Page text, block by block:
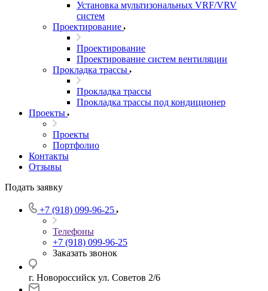
Установка мультизональных VRF/VRV
систем
Проектирование
Проектирование
Проектирование систем вентиляции
Прокладка трассы
Прокладка трассы
Прокладка трассы под кондиционер
Проекты
Проекты
Портфолио
Контакты
Отзывы
Подать заявку
+7 (918) 099-96-25
Телефоны
+7 (918) 099-96-25
Заказать звонок
г. Новороссийск ул. Советов 2/6